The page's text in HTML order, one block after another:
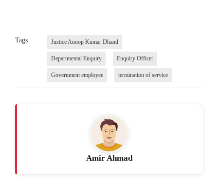
Tags Justice Anoop Kumar Dhand
Departmental Enquiry Enquiry Officer
Government employee termination of service
Amir Ahmad